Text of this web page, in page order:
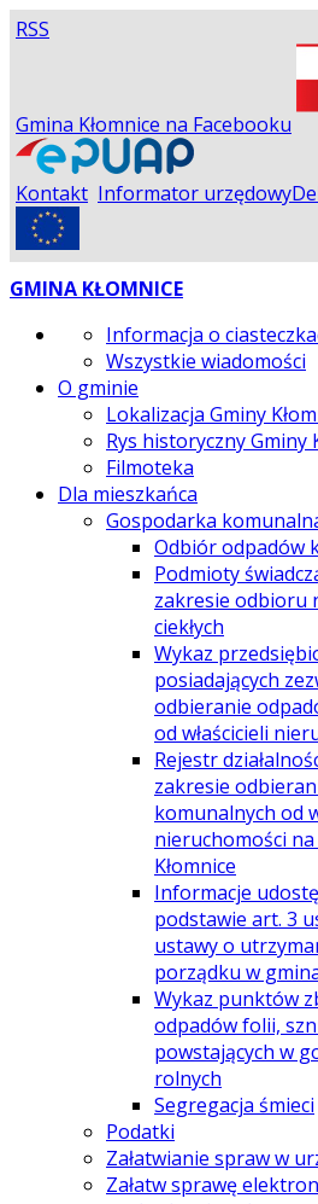
RSS
Gmina Kłomnice na Facebooku
Kontakt Informator urzędowy
GMINA KŁOMNICE
Informacja o
Wszystkie wiadomości
O gminie
Lokalizacja Gminy
Rys historyczny Gminy
Filmoteka
Dla mieszkańca
Gospodarka
Odbiór odpadów
Podmioty
zakresie odbioru
ciekłych
Wykaz
posiadających
odbieranie
od właścicieli
Rejestr
zakresie
komunalnych od
nieruchomości
Kłomnice
Informacje
podstawie art. 3
ustawy o
porządku w
Wykaz punktów
odpadów folii,
powstających w
rolnych
Segregacja śmieci
Podatki
Załatwianie spraw w
Załatw sprawę